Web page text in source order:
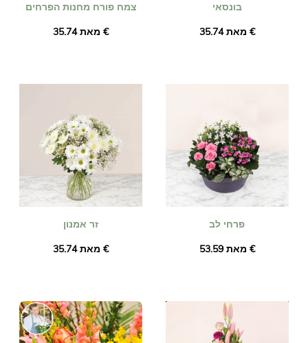
צמח פורח מחנות הפרחים
מאת ‏35.74 €
בונסאי
מאת ‏35.74 €
זר אמנון
מאת ‏35.74 €
פרחי לב
מאת ‏53.59 €